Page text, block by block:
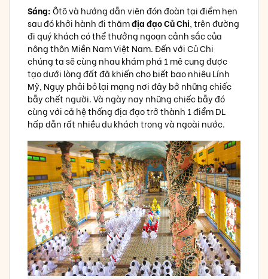
Sáng:Ôtô và hướng dẫn viên đón đoàn tại điểm hẹn
sau đó khởi hành đi thămđịa đạo Củ Chi , trên đường
đi quý khách có thể thưởng ngoạn cảnh sắc của
nông thôn Miền Nam Việt Nam. Đến với Củ Chi
chúng ta sẽ cùng nhau khám phá 1 mê cung được
tạo dưới lòng đất đã khiến cho biết bao nhiêu Lính
Mỹ, Ngụy phải bỏ lại mạng nơi đây bở những chiếc
bẫy chết người. Và ngày nay những chiếc bẫy đó
cùng với cả hệ thống địa đạo trở thành 1 điểm DL
hấp dẫn rất nhiều du khách trong và ngoài nước.